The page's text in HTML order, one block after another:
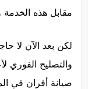
مقابل هذه الخدمة
لكن بعد الآن لا
والتصليح الفوري
صيانة أفران في